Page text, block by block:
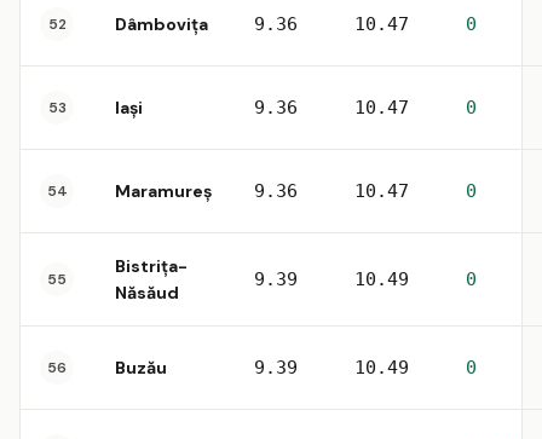
52 Dâmbovița 9.36 10.47 0
53 Iași 9.36 10.47 0
54 Maramureș 9.36 10.47 0
55
Bistrița-
Năsăud
9.39 10.49 0
56 Buzău 9.39 10.49 0